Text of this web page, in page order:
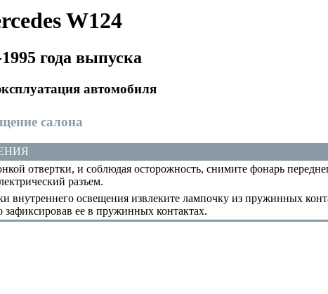
W124
года выпуска
автомобиля
салона
отвертки, и соблюдая осторожность, снимите фонарь
разъем.
внутреннего освещения извлеките лампочку из пружинных
зафиксировав ее в пружинных контактах.